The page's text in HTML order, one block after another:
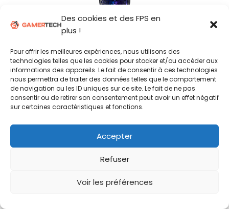
Des cookies et des FPS en
plus !
Pour offrir les meilleures expériences, nous utilisons des
technologies telles que les cookies pour stocker et/ou accéder aux
informations des appareils. Le fait de consentir à ces technologies
nous permettra de traiter des données telles que le comportement
de navigation ou les ID uniques sur ce site. Le fait de ne pas
consentir ou de retirer son consentement peut avoir un effet négatif
sur certaines caractéristiques et fonctions.
Accepter
Refuser
Voir les préférences
DERNIERS ESSAIS
Corsair Nightsword v2
Logitech G305 X Superlight